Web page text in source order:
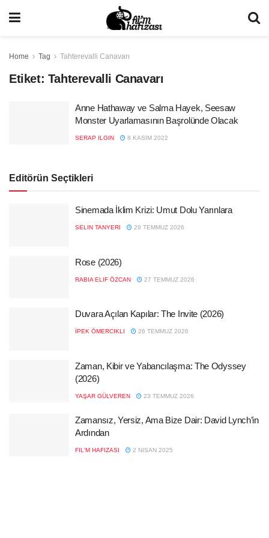
Home Tag Tahterevalli Canavarı
Etiket: Tahterevalli Canavarı
Anne Hathaway ve Salma Hayek, Seesaw
Monster Uyarlamasının Başrolünde Olacak
SERAP ILGIN 8 KASIM 2022
Editörün Seçtikleri
Sinemada İklim Krizi: Umut Dolu Yarınlara
SELIN TANYERI 29 TEMMUZ 2026
Rose (2026)
RABIA ELIF ÖZCAN 27 TEMMUZ 2026
Duvara Açılan Kapılar: The Invite (2026)
İPEK ÖMERCIKLI 26 TEMMUZ 2026
Zaman, Kibir ve Yabancılaşma: The Odyssey
(2026)
YAŞAR GÜLVEREN 23 TEMMUZ 2026
Zamansız, Yersiz, Ama Bize Dair: David Lynch’in
Ardından
FIL'M HAFIZASI 2 NISAN 2025